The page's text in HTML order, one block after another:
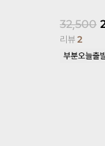
리뷰1,425